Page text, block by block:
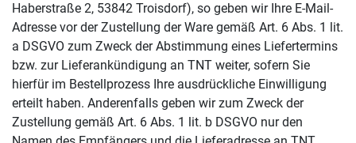
Haberstraße 2, 53842 Troisdorf), so geben wir Ihre E-Mail-
Adresse vor der Zustellung der Ware gemäß Art. 6 Abs. 1 lit.
a DSGVO zum Zweck der Abstimmung eines Liefertermins
bzw. zur Lieferankündigung an TNT weiter, sofern Sie
hierfür im Bestellprozess Ihre ausdrückliche Einwilligung
erteilt haben. Anderenfalls geben wir zum Zweck der
Zustellung gemäß Art. 6 Abs. 1 lit. b DSGVO nur den